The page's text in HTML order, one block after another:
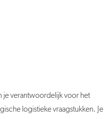
je verantwoordelijk voor het
logistieke vraagstukken. Je